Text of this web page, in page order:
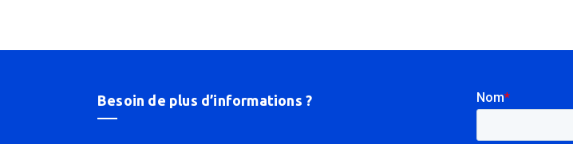
Besoin de plus d’informations ?